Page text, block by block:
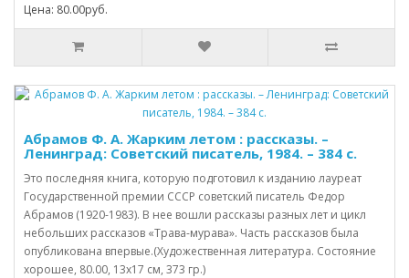
Цена: 80.00руб.
Абрамов Ф. А. Жарким летом : рассказы. –
Ленинград: Советский писатель, 1984. – 384 с.
Это последняя книга, которую подготовил к изданию лауреат
Государственной премии СССР советский писатель Федор
Абрамов (1920-1983). В нее вошли рассказы разных лет и цикл
небольших рассказов «Трава-мурава». Часть рассказов была
опубликована впервые.(Художественная литература. Состояние
хорошее, 80.00, 13х17 см, 373 гр.)